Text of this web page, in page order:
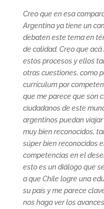
Creo que en esa
Argentina ya tiene un
debaten este tema en
de calidad. Creo que
estos procesos y ellos
otras cuestiones, como
currículum por
que me parece que son
ciudadanos de este
argentinos puedan
muy bien reconocidos,
súper bien reconocidos
competencias en el
esto es un diálogo que
a que Chile logre una
su país y me parece
nos haga ver los